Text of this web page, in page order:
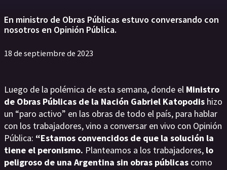
En ministro de Obras Públicas estuvo conversando con
nosotros en Opinión Pública.
18 de septiembre de 2023
Luego de la polémica de esta semana, donde el Ministro
de Obras Públicas de la Nación Gabriel Katopodis hizo
un “paro activo” en las obras de todo el país, para hablar
con los trabajadores, vino a conversar en vivo con Opinión
Pública: “Estamos convencidos de que la solución la
tiene el peronismo. Planteamos a los trabajadores, lo
peligroso de una Argentina sin obras públicas como